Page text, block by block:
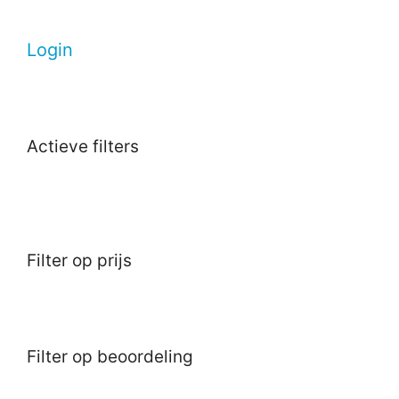
Login
Actieve filters
Filter op prijs
Filter op beoordeling